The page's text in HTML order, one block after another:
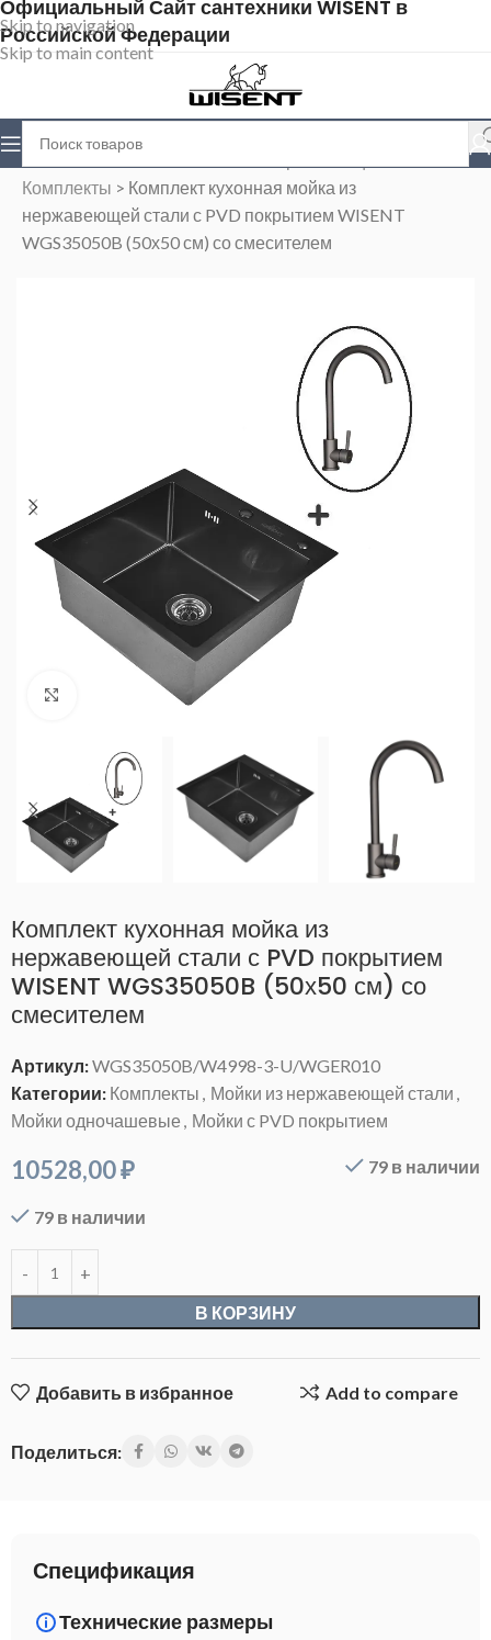
Skip to navigation
Skip to main content
Официальный Сайт сантехники WISENT в
Российской Федерации
Магазин
Комплекты > Комплект кухонная мойка из
нержавеющей стали с PVD покрытием WISENT
WGS35050B (50х50 см) со смесителем
Нажмите, чтобы увеличить
Комплект кухонная мойка из
нержавеющей стали с PVD покрытием
WISENT WGS35050B (50х50 см) со
смесителем
Артикул:WGS35050B/W4998-3-U/WGER010
Категории: Комплекты , Мойки из нержавеющей стали ,
Мойки одночашевые , Мойки с PVD покрытием
10528,00₽ 79 в наличии
79 в наличии
В КОРЗИНУ
Добавить в избранное Add to compare
Поделиться:
Спецификация
Технические размеры